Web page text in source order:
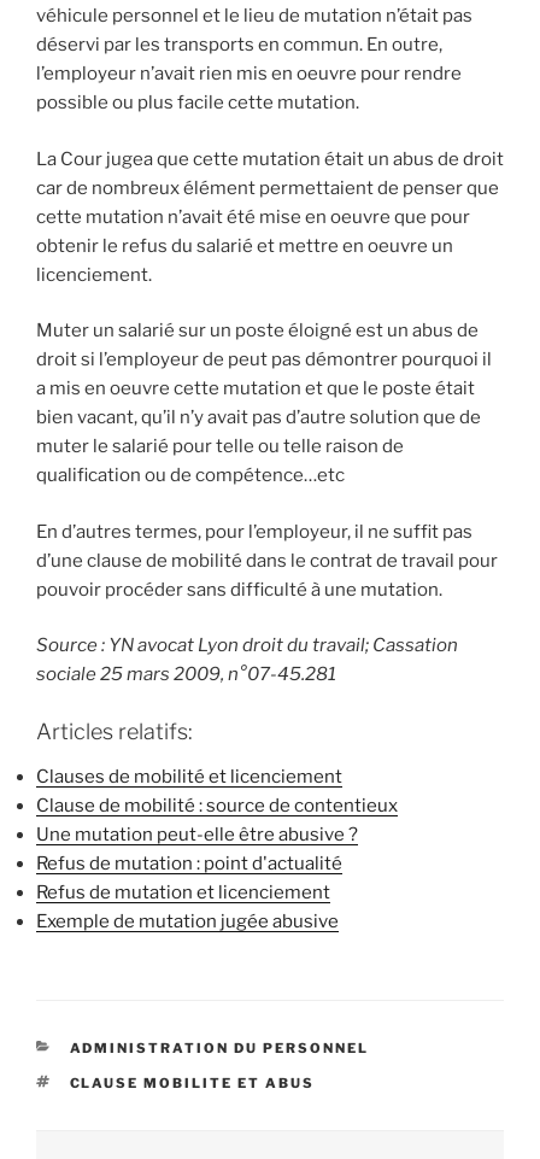
véhicule personnel et le lieu de mutation n’était pas
déservi par les transports en commun. En outre,
l’employeur n’avait rien mis en oeuvre pour rendre
possible ou plus facile cette mutation.
La Cour jugea que cette mutation était un abus de droit
car de nombreux élément permettaient de penser que
cette mutation n’avait été mise en oeuvre que pour
obtenir le refus du salarié et mettre en oeuvre un
licenciement.
Muter un salarié sur un poste éloigné est un abus de
droit si l’employeur de peut pas démontrer pourquoi il
a mis en oeuvre cette mutation et que le poste était
bien vacant, qu’il n’y avait pas d’autre solution que de
muter le salarié pour telle ou telle raison de
qualification ou de compétence…etc
En d’autres termes, pour l’employeur, il ne suffit pas
d’une clause de mobilité dans le contrat de travail pour
pouvoir procéder sans difficulté à une mutation.
Source : YN avocat Lyon droit du travail; Cassation
sociale 25 mars 2009, n°07-45.281
Articles relatifs:
Clauses de mobilité et licenciement
Clause de mobilité : source de contentieux
Une mutation peut-elle être abusive ?
Refus de mutation : point d'actualité
Refus de mutation et licenciement
Exemple de mutation jugée abusive
CATÉGORIES
ADMINISTRATION DU PERSONNEL
ÉTIQUETTES
CLAUSE MOBILITE ET ABUS